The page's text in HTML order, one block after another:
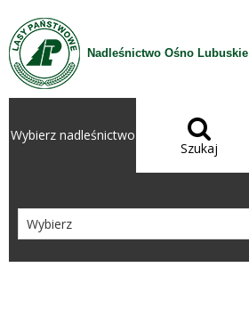
Przejdź do treści
Nadleśnictwo Ośno Lubuskie
Wybierz nadleśnictwo 
Szukaj